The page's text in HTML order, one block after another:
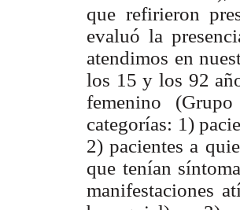
que refirieron
evaluó la
atendimos en
los 15 y los 92
femenino
categorías: 1)
2) pacientes a
que tenían
manifestaciones